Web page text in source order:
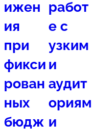
ижен
ия
при
фикси
рован
ных
бюдж
работ
е с
узким
и
аудит
ориям
и